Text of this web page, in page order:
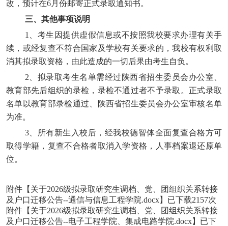
改，预计在6月份邮寄正式录取通知书。
三、其他事项说明
1、考生因提供虚假信息或不按照我校要求办理有关手
续，或经复查不符合国家及学校有关要求的，我校有权利取
消其拟录取资格，由此造成的一切后果由考生自负。
2、拟录取考生名单需经过陕西省招生委员会办公室、
教育部先后组织的录检，录检不通过者不予录取。正式录取
名单以教育部录检通过、陕西省招生委员会办公室审核名单
为准。
3、所有新生入校后，经我校德智体全面复查合格方可
取得学籍，复查不合格者取消入学资格，人事档案退还原单
位。
附件【 关于2026级拟录取研究生调档、党、团组织关系转接
及户口迁移公告--通信与信息工程学院.docx】已下载2157次
附件【 关于2026级拟录取研究生调档、党、团组织关系转接
及户口迁移公告--电子工程学院、集成电路学院.docx】已下